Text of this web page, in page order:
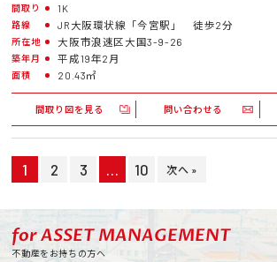
間取り 1K
路線 JR大阪環状線「今宮駅」 徒歩2分
所在地 大阪市浪速区大国3-9-26
築年月 平成19年2月
面積 20.43㎡
間取り図を見る 問い合わせる
1 2 3 10 次へ »
for ASSET MANAGEMENT
不動産をお持ちの方へ